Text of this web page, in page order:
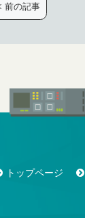
前の記事
トップページ